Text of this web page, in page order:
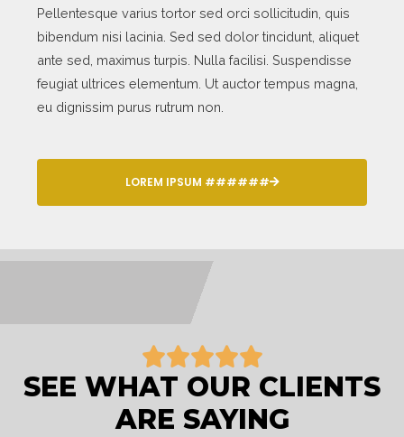
Pellentesque varius tortor sed orci sollicitudin, quis
bibendum nisi lacinia. Sed sed dolor tincidunt, aliquet
ante sed, maximus turpis. Nulla facilisi. Suspendisse
feugiat ultrices elementum. Ut auctor tempus magna,
eu dignissim purus rutrum non.
LOREM IPSUM ######
5
/
5
SEE WHAT OUR CLIENTS
ARE SAYING